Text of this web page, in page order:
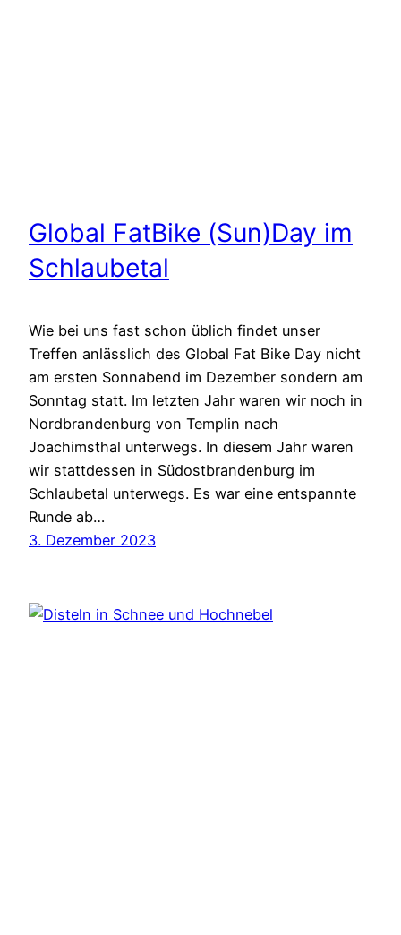
Global FatBike (Sun)Day im
Schlaubetal
Wie bei uns fast schon üblich findet unser
Treffen anlässlich des Global Fat Bike Day nicht
am ersten Sonnabend im Dezember sondern am
Sonntag statt. Im letzten Jahr waren wir noch in
Nordbrandenburg von Templin nach
Joachimsthal unterwegs. In diesem Jahr waren
wir stattdessen in Südostbrandenburg im
Schlaubetal unterwegs. Es war eine entspannte
Runde ab…
3. Dezember 2023